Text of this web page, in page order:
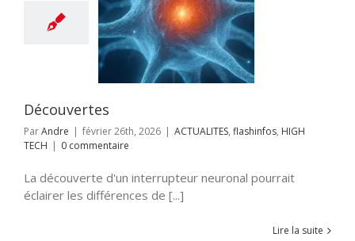
flashinfos
Découvertes
ParAndre | février 26th, 2026 | ACTUALITES, flashinfos, HIGH
TECH | 0 commentaire
La découverte d'un interrupteur neuronal pourrait
éclairer les différences de [...]
Lire la suite